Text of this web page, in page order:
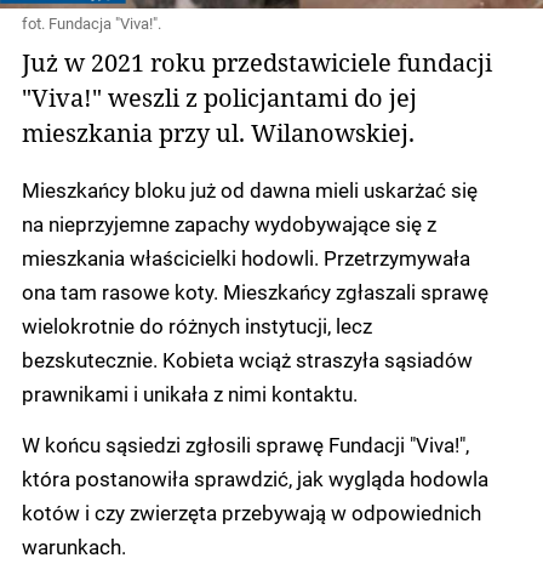
fot. Fundacja "Viva!".
Już w 2021 roku przedstawiciele fundacji
"Viva!" weszli z policjantami do jej
mieszkania przy ul. Wilanowskiej.
Mieszkańcy bloku już od dawna mieli uskarżać się
na nieprzyjemne zapachy wydobywające się z
mieszkania właścicielki hodowli. Przetrzymywała
ona tam rasowe koty. Mieszkańcy zgłaszali sprawę
wielokrotnie do różnych instytucji, lecz
bezskutecznie. Kobieta wciąż straszyła sąsiadów
prawnikami i unikała z nimi kontaktu.
W końcu sąsiedzi zgłosili sprawę Fundacji "Viva!",
która postanowiła sprawdzić, jak wygląda hodowla
kotów i czy zwierzęta przebywają w odpowiednich
warunkach.